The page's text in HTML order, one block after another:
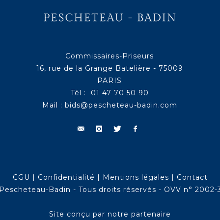
Commissaires-Priseurs
16, rue de la Grange Batelière - 75009
PARIS
Tél : 01 47 70 50 90
Mail : bids@pescheteau-badin.com
CGU | Confidentialité | Mentions légales | Contact
Badin - Tous droits réservés - OVV n° 2002-
Site conçu par notre partenaire